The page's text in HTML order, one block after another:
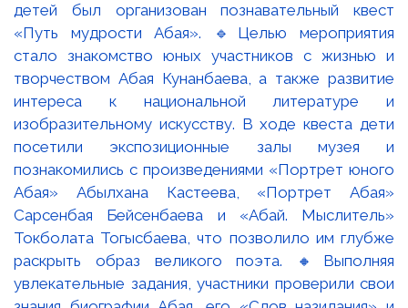
детей был организован познавательный квест
«Путь мудрости Абая». 🔹Целью мероприятия
стало знакомство юных участников с жизнью и
творчеством Абая Кунанбаева, а также развитие
интереса к национальной литературе и
изобразительному искусству. В ходе квеста дети
посетили экспозиционные залы музея и
познакомились с произведениями «Портрет юного
Абая» Абылхана Кастеева, «Портрет Абая»
Сарсенбая Бейсенбаева и «Абай. Мыслитель»
Токболата Тогысбаева, что позволило им глубже
раскрыть образ великого поэта. 🔸Выполняя
увлекательные задания, участники проверили свои